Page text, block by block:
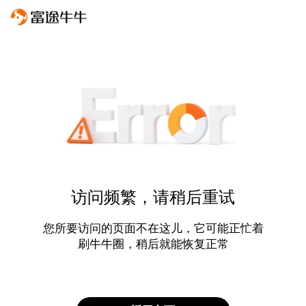
访问频繁，请稍后重试
您所要访问的页面不在这儿，它可能正忙着
刷牛牛圈，稍后就能恢复正常